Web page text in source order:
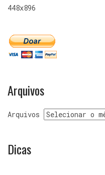
448x896
Arquivos
Arquivos
Dicas